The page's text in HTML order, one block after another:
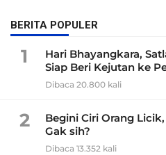
BERITA POPULER
1
Hari Bhayangkara,
Siap Beri Kejutan ke
Dibaca 20.800 kali
2
Begini Ciri Orang
Gak sih?
Dibaca 13.352 kali